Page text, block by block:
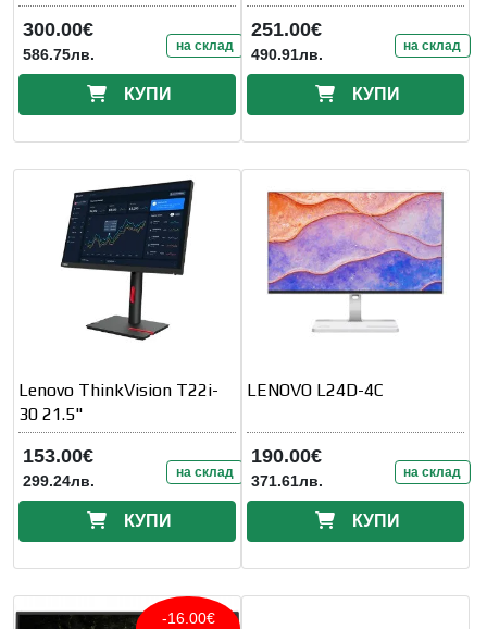
IPS
300.00€
586.75лв. на склад
КУПИ
251.00€
490.91лв. на склад
КУПИ
Lenovo ThinkVision T22i-
30 21.5"
153.00€
299.24лв. на склад
КУПИ
LENOVO L24D-4C
190.00€
371.61лв. на склад
КУПИ
-16.00€